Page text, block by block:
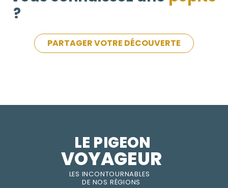
?
PARTAGER VOTRE DÉCOUVERTE
LES INCONTOURNABLES
DE NOS RÉGIONS
LE PIGEON
VOYAGEUR